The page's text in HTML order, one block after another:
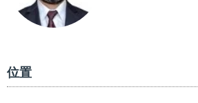
位置